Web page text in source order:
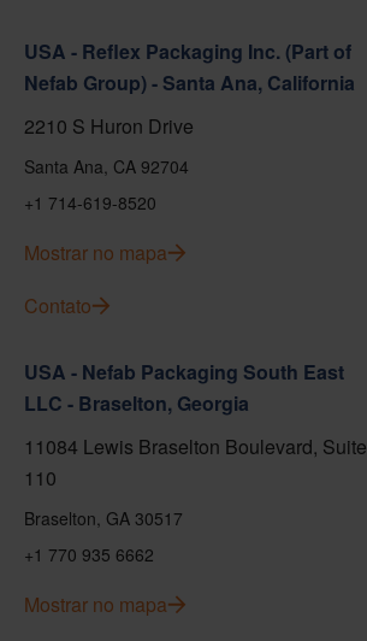
USA - Reflex Packaging Inc. (Part of
Nefab Group) - Santa Ana, California
2210 S Huron Drive
Santa Ana, CA 92704
+1 714-619-8520
Mostrar no mapa
Contato
USA - Nefab Packaging South East
LLC - Braselton, Georgia
11084 Lewis Braselton Boulevard, Suite
110
Braselton, GA 30517
+1 770 935 6662
Mostrar no mapa